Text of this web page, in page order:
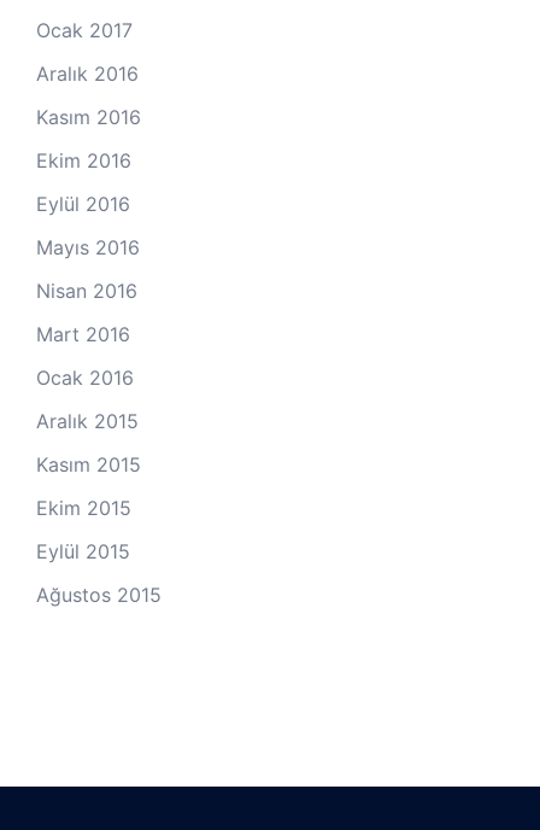
Ocak 2017
Aralık 2016
Kasım 2016
Ekim 2016
Eylül 2016
Mayıs 2016
Nisan 2016
Mart 2016
Ocak 2016
Aralık 2015
Kasım 2015
Ekim 2015
Eylül 2015
Ağustos 2015